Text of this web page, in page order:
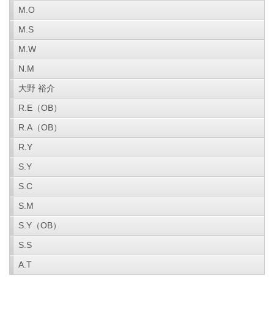
M.O
M.S
M.W
N.M
大野 裕介
R.E（OB）
R.A（OB）
R.Y
S.Y
S.C
S.M
S.Y（OB）
S.S
A.T